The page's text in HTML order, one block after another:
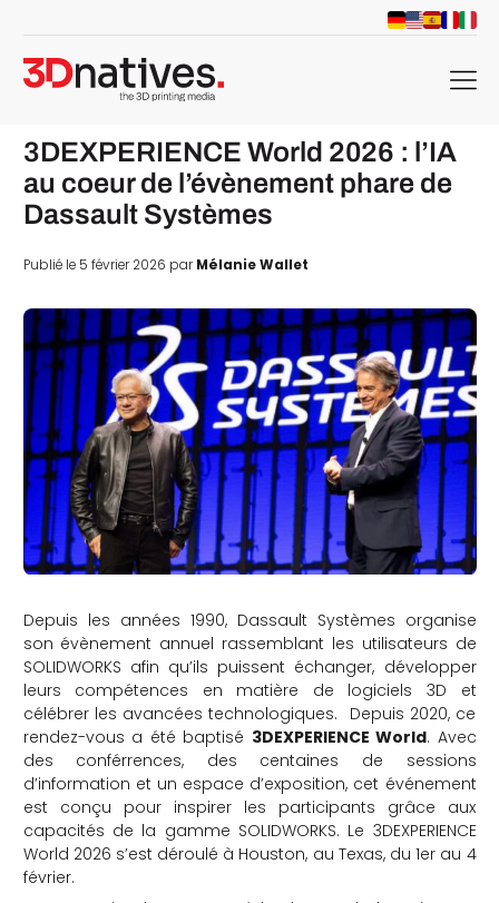
menu
3DEXPERIENCE World 2026 : l’IA
au coeur de l’évènement phare de
Dassault Systèmes
Publié le 5 février 2026 parMélanie Wallet
Depuis les années 1990, Dassault Systèmes organise
son évènement annuel rassemblant les utilisateurs de
SOLIDWORKS afin qu’ils puissent échanger, développer
leurs compétences en matière de logiciels 3D et
célébrer les avancées technologiques. Depuis 2020, ce
rendez-vous a été baptisé 3DEXPERIENCE World. Avec
des conférrences, des centaines de sessions
d’information et un espace d’exposition, cet événement
est conçu pour inspirer les participants grâce aux
capacités de la gamme SOLIDWORKS. Le 3DEXPERIENCE
World 2026 s’est déroulé à Houston, au Texas, du 1er au 4
février.